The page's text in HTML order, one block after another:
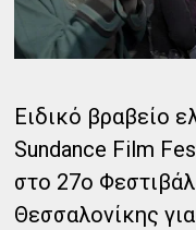
Ειδικό βραβείο
Sundance Film
στο 27ο
Θεσσαλονίκης